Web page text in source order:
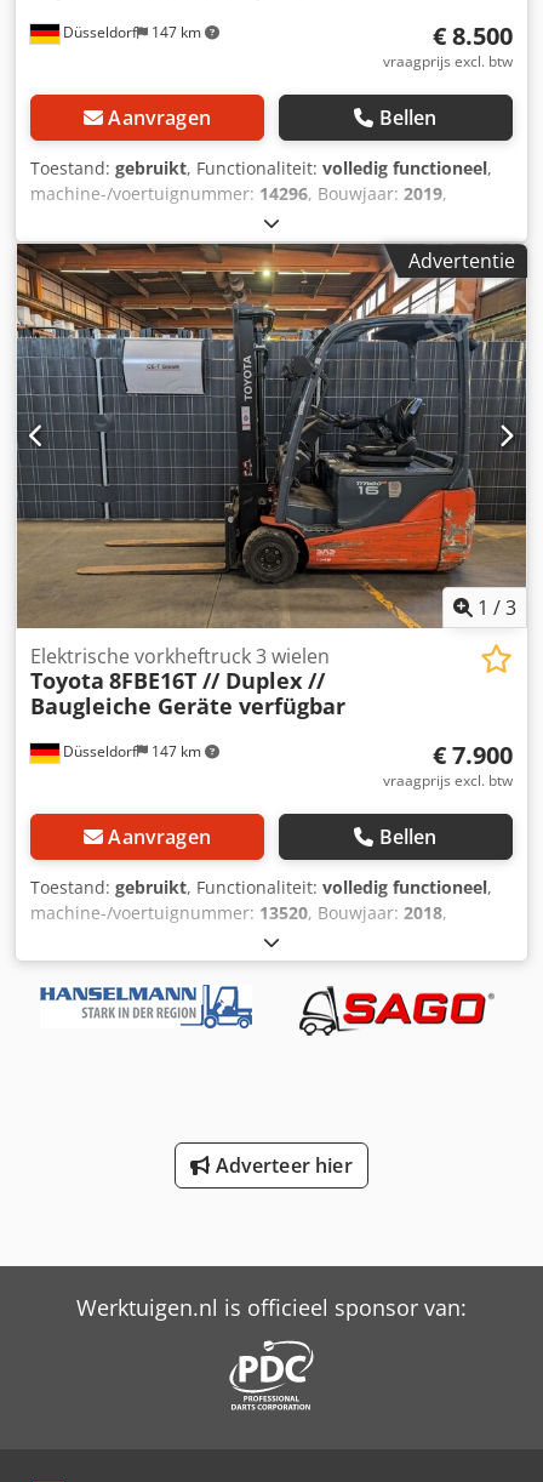
klep, 3-wiel, Dsdpfx Amouhxq Te Sswa
Düsseldorf 147 km € 8.500
vraagprijs excl. btw
Aanvragen Bellen
Toestand: gebruikt, Functionaliteit: volledig functioneel,
machine-/voertuignummer: 14296, Bouwjaar: 2019,
, draagvermogen:
hefhoogte:5.500 mm, vrije hefhoogte:1.860 mm,
brandstoftype:elektrisch, masttype:triplex, bouwhoogte:
2.370 mm, vorklengte:1.200 mm, leeggewicht:3.447 kg,
aandrijftype:Elektro, Elektrische 3-wiel vorkheftruck
Chassisnummer: 14296 Type mast: Triplex Staat: Klaar voor
gebruik en volledig functioneel Dwsdjuhxktopfx Am Sea
Technische staat: goed Batterijvoltage: 48V Beschrijving:
Toyota 8FBE16T Nr.: R0138 Bouwjaar: 2019 Bedrijfsuren:
9.408 Het apparaat is optisch normaal en technisch in
goede staat. Lader op aanvraag Fouten en voorafgaande
verkoop voorbehouden. Als u uw vrachtwagen niet hebt
gevonden, neem dan contact met ons op. We hebben een
grote selectie van andere apparaten op de site.
Zijschuiver, 3e klep, 4e klep,
Advertentie
1 /3
Düsseldorf 147 km
Elektrische vorkheftruck 3 wielen
Toyota 8FBE16T // Duplex //
Baugleiche Geräte verfügbar
€ 7.900
vraagprijs excl. btw
Aanvragen Bellen
Toestand: gebruikt, Functionaliteit: volledig functioneel,
machine-/voertuignummer: 13520, Bouwjaar: 2018,
, draagvermogen:
hefhoogte:3.300 mm, vrije hefhoogte:1.450 mm,
brandstoftype:elektrisch, masttype:duplex
, bouwhoogte:
2.120 mm, vorklengte:1.200 mm , leeggewicht:3.252 kg
, Elektrische 3-wiel vorkheftruck
48V Accu Ah: 690Ah Bouwjaar accu: 2018 Omschrijving:
Toyota 8FBE16T Nr: R0145 Bouwjaar: 2018 Bedrijfsuren:
9.058 Het apparaat is optisch in normale en technisch in
inventaris. De vorklengte van allemaal is 1200mm, de
hefhoogte 3300mm, terwijl de totale hoogte varieert tussen
2050mm en 2150mm. De bedrijfsuren variëren van 5947u
tot 13465u. Snel en ongecompliceerd transport mogelijk op
afspraak! De advertentie dient enkel om het toestel te
identificeren! Een gedetailleerde beschrijving van de staat
Adverteer hier
Werktuigen.nl is officieel sponsor van: